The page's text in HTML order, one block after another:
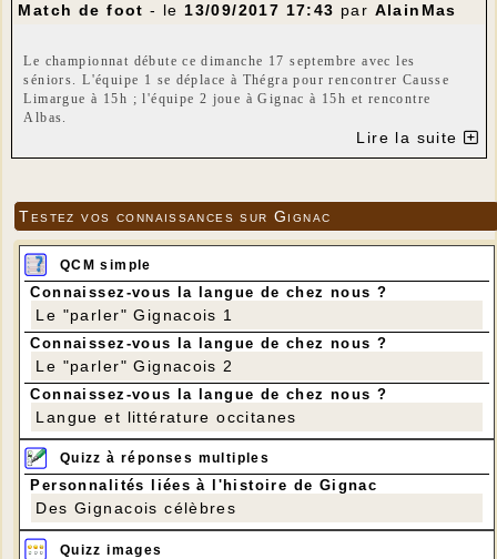
Match de foot - le13/09/2017 17:43 par AlainMas
Le championnat débute ce dimanche 17 septembre avec les
séniors. L'équipe 1 se déplace à Thégra pour rencontrer Causse
Limargue à 15h ; l'équipe 2 joue à Gignac à 15h et rencontre
Albas.
Venez encourager cette équipe avec de jeunes joueurs encadrés de
quelques anciens .
Je vous ferai part des prochains matchs en temps voulu .
L'ESCG a besoin de vos encouragements et si vos enfants veulent
pratiquer du foot, prendre contact auprès de moi au 06 47 37 13
05
Alain MAS
Lire la suite
Testez vos connaissances sur Gignac
QCM simple
Connaissez-vous la langue de chez nous ?
Le "parler" Gignacois 1
Connaissez-vous la langue de chez nous ?
Le "parler" Gignacois 2
Connaissez-vous la langue de chez nous ?
Langue et littérature occitanes
Quizz à réponses multiples
Personnalités liées à l'histoire de Gignac
Des Gignacois célèbres
Quizz images